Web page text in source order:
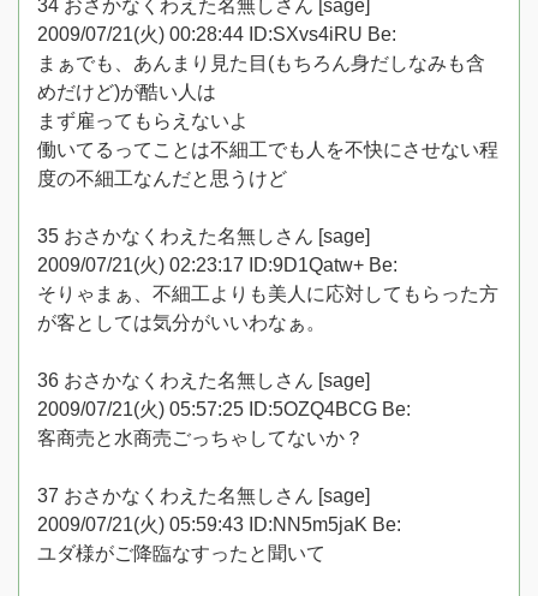
34 おさかなくわえた名無しさん [sage]
2009/07/21(火) 00:28:44 ID:SXvs4iRU Be:
まぁでも、あんまり見た目(もちろん身だしなみも含
めだけど)が酷い人は
まず雇ってもらえないよ
働いてるってことは不細工でも人を不快にさせない程
度の不細工なんだと思うけど
35 おさかなくわえた名無しさん [sage]
2009/07/21(火) 02:23:17 ID:9D1Qatw+ Be:
そりゃまぁ、不細工よりも美人に応対してもらった方
が客としては気分がいいわなぁ。
36 おさかなくわえた名無しさん [sage]
2009/07/21(火) 05:57:25 ID:5OZQ4BCG Be:
客商売と水商売ごっちゃしてないか？
37 おさかなくわえた名無しさん [sage]
2009/07/21(火) 05:59:43 ID:NN5m5jaK Be:
ユダ様がご降臨なすったと聞いて